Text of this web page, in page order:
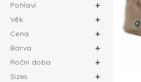
Pohlaví
Věk
Cena
Barva
Roční doba
Sizes